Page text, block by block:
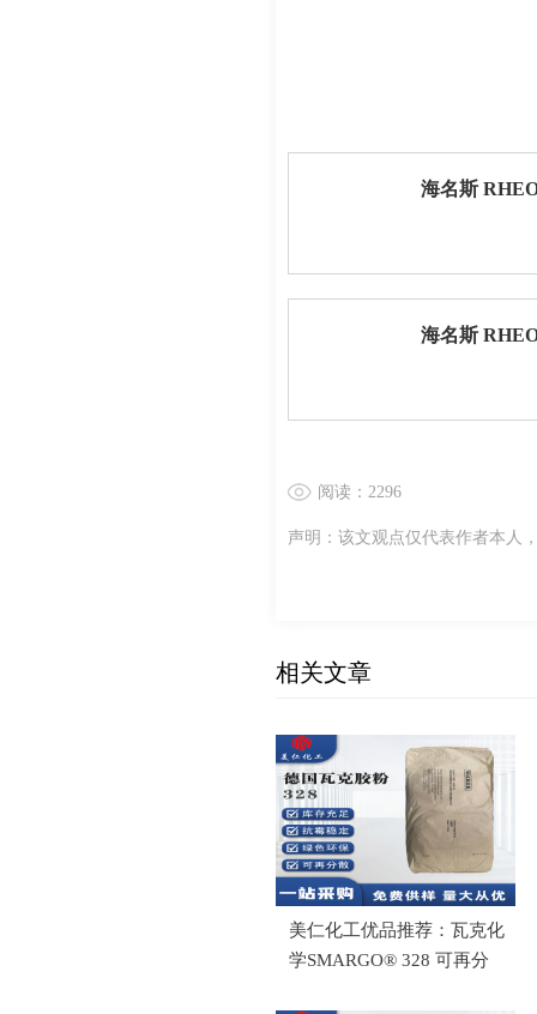
海名斯
阅读：2296
声明：该文观点仅代表作者本人
相关文章
美仁化工优品推荐：瓦克化
学SMARGO® 328 可再分